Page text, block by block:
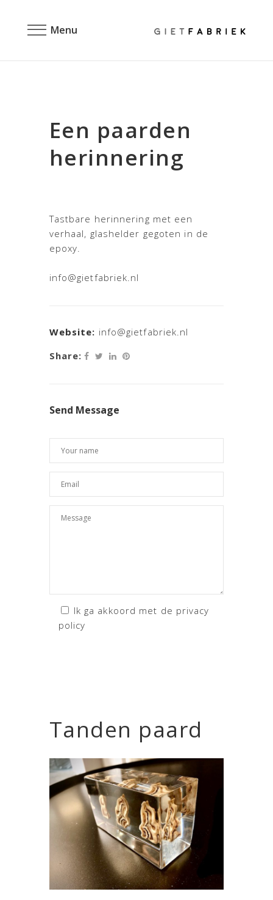
Menu
Een paarden
herinnering
Tastbare herinnering met een
verhaal, glashelder gegoten in de
epoxy.
info@gietfabriek.nl
Website: info@gietfabriek.nl
Share:
Send Message
Ik ga akkoord met de privacy
policy
Tanden paard